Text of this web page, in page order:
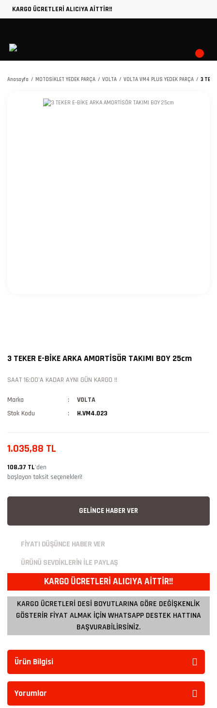
KARGO ÜCRETLERİ ALICIYA AİTTİR!!
Anasayfa MOTOSİKLET YEDEK PARÇA VOLTA VOLTA VM4 PLUS YEDEK PARÇA 3
3 TEKER E-BİKE ARKA AMORTİSÖR TAKIMI BOY 25cm
SAAT 16:00'A KADAR AYNI GÜN KARGO !!
Marka
VOLTA
Stok Kodu
H.VM4.023
1.035,88 TL
108,37 TL’den
başlayan taksit seçenekleri!
GELİNCE HABER VER
FİYATI DÜŞÜNCE HABER VER
ÜRÜNÜ SEVDİKLERİN İLE PAYLAŞ
KARGO ÜCRETLERİ ALICIYA AİTTİR!!
KARGO ÜCRETLERİ DESİ BOYUTLARINA GÖRE DEĞİŞKENLİK
GÖSTERİR FİYAT ALMAK İÇİN WHATSAPP DESTEK HATTINA
BAŞVURABİLİRSİNİZ.
Ürün Bilgisi
Yorumlar